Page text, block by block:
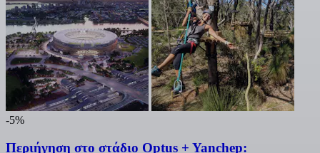
-5%
Περιήγηση στο στάδιο Optus + Yanchep: